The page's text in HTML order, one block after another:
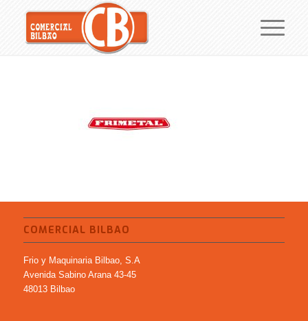
COMERCIAL BILBAO
Frio y Maquinaria Bilbao, S.A
Avenida Sabino Arana 43-45
48013 Bilbao